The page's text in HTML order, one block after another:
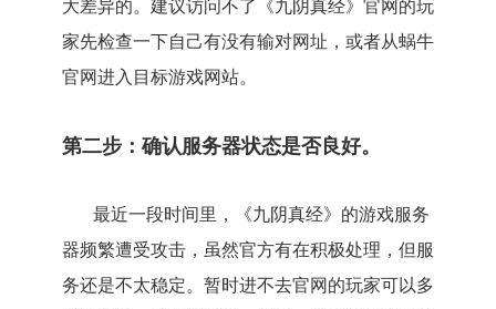
大差异的。建议访问不了《九阴真经》官网的玩
家先检查一下自己有没有输对网址，或者从蜗牛
官网进入目标游戏网站。
第二步：确认服务器状态是否良好。
最近一段时间里，《九阴真经》的游戏服务
器频繁遭受攻击，虽然官方有在积极处理，但服
务还是不太稳定。暂时进不去官网的玩家可以多